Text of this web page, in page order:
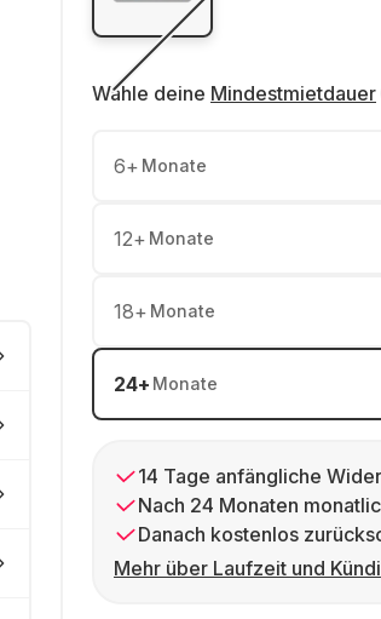
Wähle deine Mindestmietdauer
6+ Monate
12+ Monate
18+ Monate
24+ Monate
14 Tage anfängliche
Nach 24 Monaten
Danach kostenlos
Mehr über Laufzeit und